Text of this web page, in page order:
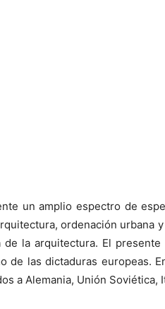
un amplio espectro de
ordenación urbana
la arquitectura. El presente
de las dictaduras europeas.
a Alemania, Unión Soviética,